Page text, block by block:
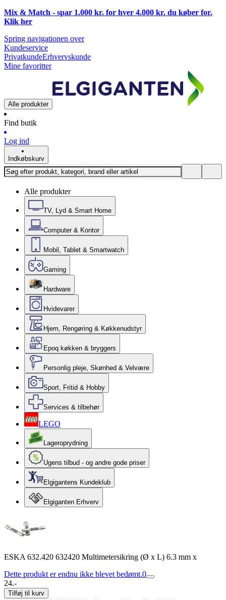
Mix & Match - spar 1.000 kr. for hver 4.000 kr. du køber for.
Klik her
Spring navigationen over
Kundeservice
PrivatkundeErhvervskunde
Mine favoritter
Alle produkter
Find butik
Log ind
Indkøbskurv
Alle produkter
TV, Lyd & Smart Home
Computer & Kontor
Mobil, Tablet & Smartwatch
Gaming
Hardware
Hvidevarer
Hjem, Rengøring & Køkkenudstyr
Epoq køkken & bryggers
Personlig pleje, Skønhed & Velvære
Sport, Fritid & Hobby
Services & tilbehør
LEGO
Lageroprydning
Ugens tilbud - og andre gode priser
Elgigantens Kundeklub
Elgiganten Erhverv
ESKA 632.420 632420 Multimetersikring (Ø x L) 6.3 mm x
Dette produkt er endnu ikke blevet bedømt.0
24.-
Tilføj til kurv